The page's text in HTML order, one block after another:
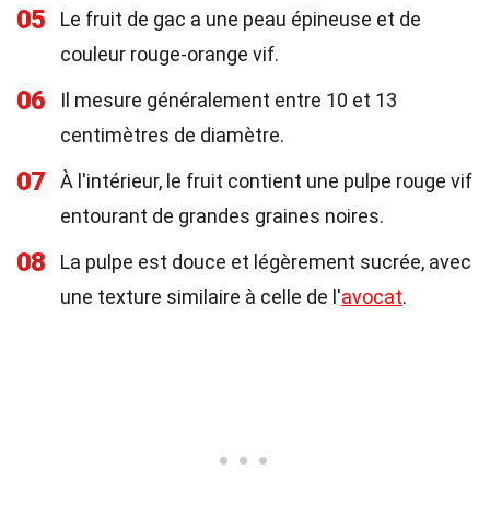
05
Le fruit de gac a une peau épineuse et de
couleur rouge-orange vif.
06
Il mesure généralement entre 10 et 13
centimètres de diamètre.
07
À l'intérieur, le fruit contient une pulpe rouge vif
entourant de grandes graines noires.
08
La pulpe est douce et légèrement sucrée, avec
une texture similaire à celle de l'avocat.